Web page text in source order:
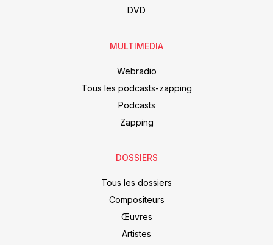
DVD
MULTIMEDIA
Webradio
Tous les podcasts-zapping
Podcasts
Zapping
DOSSIERS
Tous les dossiers
Compositeurs
Œuvres
Artistes